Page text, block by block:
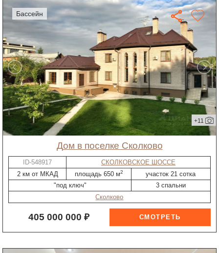
бассейн
+11
дом в поселке Сколково
ID-548917
СКОЛКОВСКОЕ ШОССЕ
2 км от МКАД
площадь 650 м2
участок 21 сотка
"под ключ"
3 спальни
Сколково
405 000 000 ₽